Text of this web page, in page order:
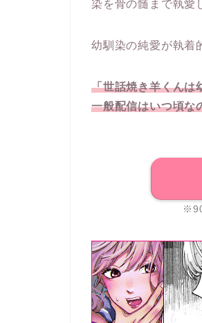
染を骨の髄まで執愛
幼馴染の純愛が執着
「世話焼き羊くんは
一般配信はいつ頃な